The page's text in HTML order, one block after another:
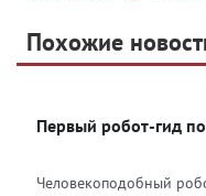
Telegram
Одноклассники
Похожие
Первый робот-гид
Человекоподобный